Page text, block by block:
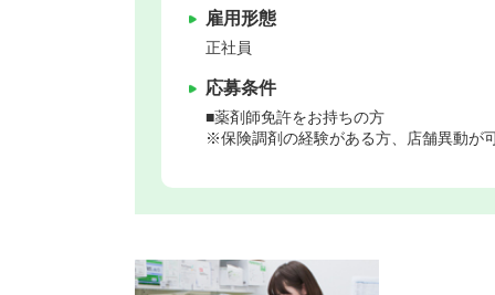
雇用形態
正社員
応募条件
■薬剤師免許をお持ちの方
※保険調剤の経験がある方、店舗異動が